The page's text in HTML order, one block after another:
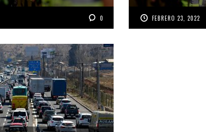
0 FEBRERO 23, 2022